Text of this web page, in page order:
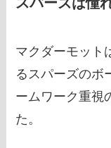
マクダーモット
るスパーズのボ
ームワーク重視
た。